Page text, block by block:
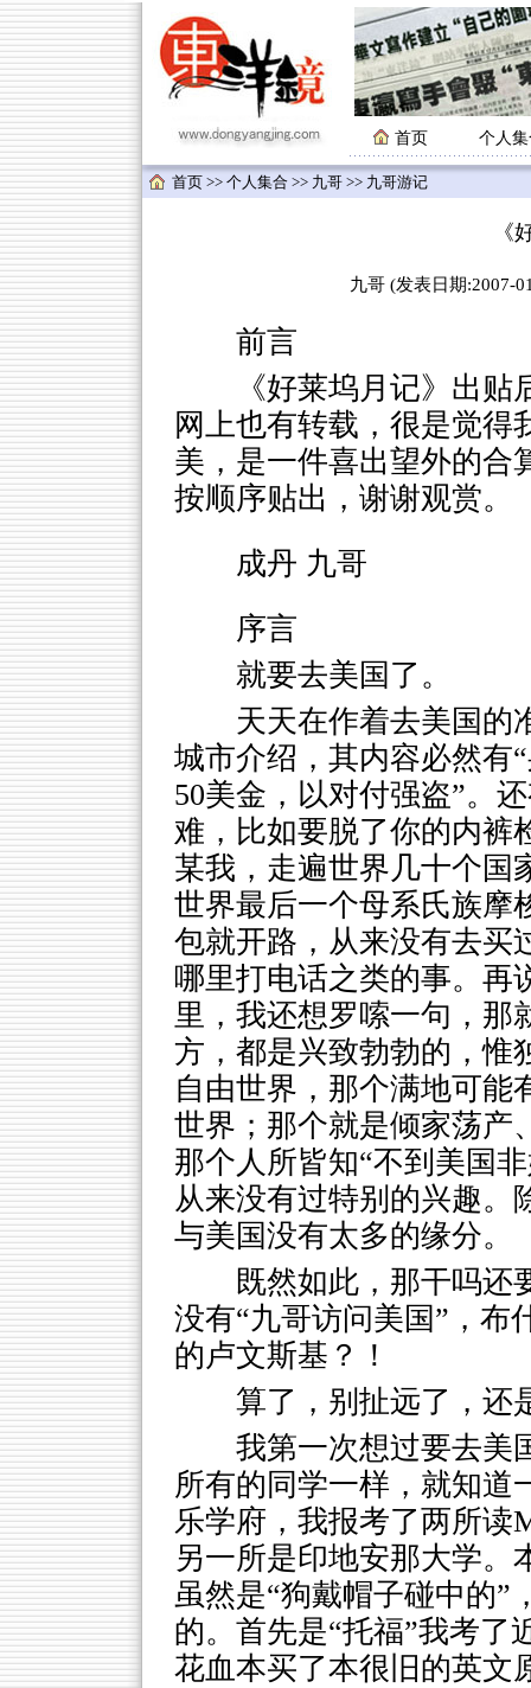
首页 个人
首页 >> 个人集合 >> 九哥 >> 九哥游记
《
九哥 (发表日期:2007-
前言
《好莱坞月记》出
网上也有转载，很是觉得
美，是一件喜出望外的合
按顺序贴出，谢谢观赏。
成丹 九哥
序言
就要去美国了。
天天在作着去美国的
城市介绍，其内容必然有
50美金，以对付强盗”。
难，比如要脱了你的内裤
某我，走遍世界几十个国
世界最后一个母系氏族摩
包就开路，从来没有去买
哪里打电话之类的事。再
里，我还想罗嗦一句，那
方，都是兴致勃勃的，惟
自由世界，那个满地可能
世界；那个就是倾家荡产
那个人所皆知“不到美国
从来没有过特别的兴趣。
与美国没有太多的缘分。
既然如此，那干吗还
没有“九哥访问美国”，布
的卢文斯基？！
算了，别扯远了，还
我第一次想过要去美
所有的同学一样，就知道
乐学府，我报考了两所读
另一所是印地安那大学。
虽然是“狗戴帽子碰中的”
的。首先是“托福”我考了
花血本买了本很旧的英文